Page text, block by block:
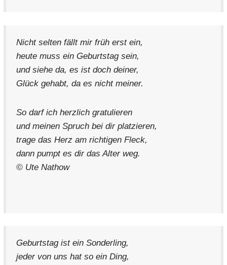
Nicht selten fällt mir früh erst ein,
heute muss ein Geburtstag sein,
und siehe da, es ist doch deiner,
Glück gehabt, da es nicht meiner.
So darf ich herzlich gratulieren
und meinen Spruch bei dir platzieren,
trage das Herz am richtigen Fleck,
dann pumpt es dir das Alter weg.
© Ute Nathow
Geburtstag ist ein Sonderling,
jeder von uns hat so ein Ding,